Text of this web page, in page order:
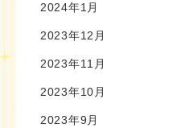
2024年1月
2023年12月
2023年11月
2023年10月
2023年9月